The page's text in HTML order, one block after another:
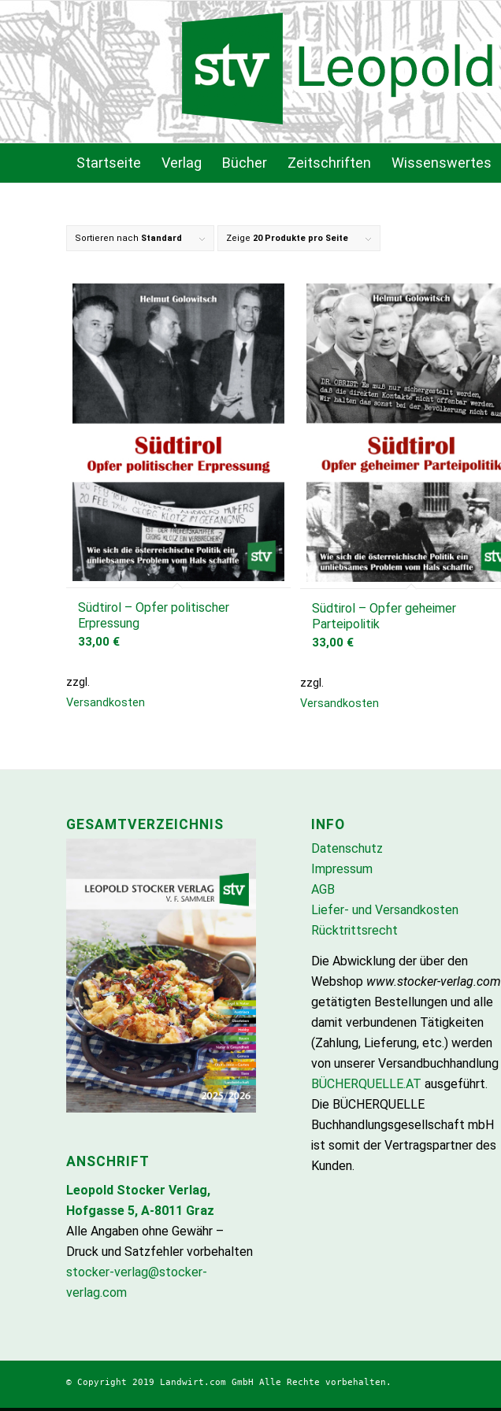
Startseite Verlag Bücher Zeitschriften Wissenswertes
Sortieren nach Standard Zeige 20 Produkte pro Seite
Südtirol – Opfer politischer
Erpressung
33,00 €
zzgl.
Versandkosten
Südtirol – Opfer geheimer
Parteipolitik
33,00 €
zzgl.
Versandkosten
GESAMTVERZEICHNIS
ANSCHRIFT
Leopold Stocker Verlag,
Hofgasse 5, A-8011 Graz
Alle Angaben ohne Gewähr –
Druck und Satzfehler vorbehalten
stocker-verlag@stocker-
verlag.com
INFO
Datenschutz
Impressum
AGB
Liefer- und Versandkosten
Rücktrittsrecht
Die Abwicklung der über den
Webshop www.stocker-verlag.com
getätigten Bestellungen und alle
damit verbundenen Tätigkeiten
(Zahlung, Lieferung, etc.) werden
von unserer Versandbuchhandlung
BÜCHERQUELLE.AT ausgeführt.
Die BÜCHERQUELLE
Buchhandlungsgesellschaft mbH
ist somit der Vertragspartner des
Kunden.
© Copyright 2019 Landwirt.com GmbH Alle Rechte vorbehalten.